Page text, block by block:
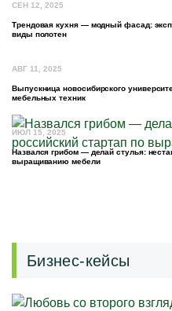
СЕН 12, 2025
Трендовая кухня — модный фасад:
виды полотен
АВГ 11, 2025
Выпускница новосибирского
мебельных техник
ИЮЛ 15, 2025
Назвался грибом — делай стулья:
выращиванию мебели
Бизнес-кейсы